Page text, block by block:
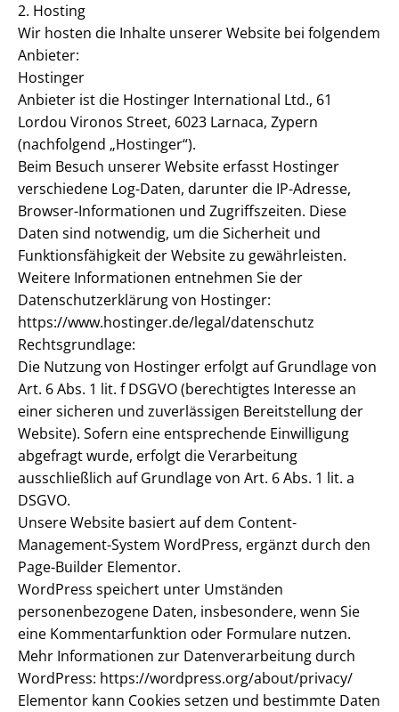
2. Hosting
Wir hosten die Inhalte unserer Website bei folgendem
Anbieter:
Hostinger
Anbieter ist die Hostinger International Ltd., 61
Lordou Vironos Street, 6023 Larnaca, Zypern
(nachfolgend „Hostinger“).
Beim Besuch unserer Website erfasst Hostinger
verschiedene Log-Daten, darunter die IP-Adresse,
Browser-Informationen und Zugriffszeiten. Diese
Daten sind notwendig, um die Sicherheit und
Funktionsfähigkeit der Website zu gewährleisten.
Weitere Informationen entnehmen Sie der
Datenschutzerklärung von Hostinger:
https://www.hostinger.de/legal/datenschutz
Rechtsgrundlage:
Die Nutzung von Hostinger erfolgt auf Grundlage von
Art. 6 Abs. 1 lit. f DSGVO (berechtigtes Interesse an
einer sicheren und zuverlässigen Bereitstellung der
Website). Sofern eine entsprechende Einwilligung
abgefragt wurde, erfolgt die Verarbeitung
ausschließlich auf Grundlage von Art. 6 Abs. 1 lit. a
DSGVO.
Unsere Website basiert auf dem Content-
Management-System WordPress, ergänzt durch den
Page-Builder Elementor.
WordPress speichert unter Umständen
personenbezogene Daten, insbesondere, wenn Sie
eine Kommentarfunktion oder Formulare nutzen.
Mehr Informationen zur Datenverarbeitung durch
WordPress: https://wordpress.org/about/privacy/
Elementor kann Cookies setzen und bestimmte Daten